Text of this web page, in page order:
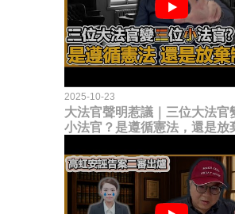
2025-10-23
大法官聲明惹議｜三位大法官
小法官？是遵循憲法，還是放